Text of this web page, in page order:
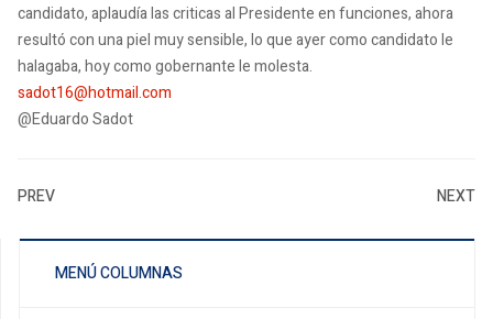
candidato, aplaudía las criticas al Presidente en funciones, ahora
resultó con una piel muy sensible, lo que ayer como candidato le
halagaba, hoy como gobernante le molesta.
sadot16@hotmail.com
@Eduardo Sadot
PREV NEXT
MENÚ COLUMNAS